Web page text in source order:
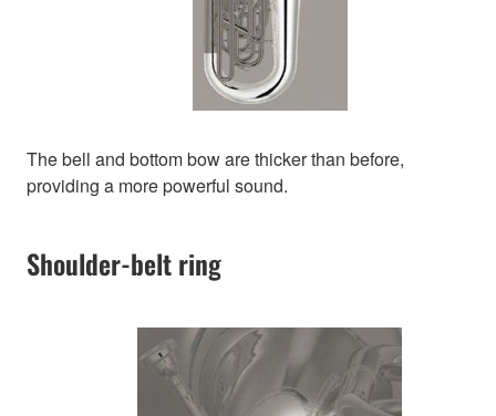
The bell and bottom bow are thicker than before,
providing a more powerful sound.
Shoulder-belt ring